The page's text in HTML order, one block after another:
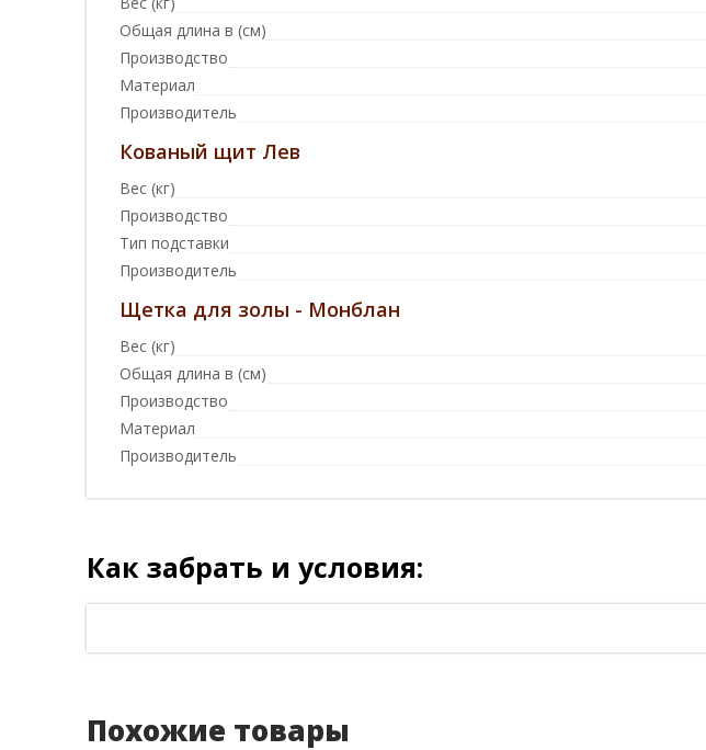
Общая длина в (см)
Производство
Материал
Производитель
Кованый щит Лев
Вес (кг)
Производство
Тип подставки
Производитель
Щетка для золы - Монблан
Вес (кг)
Общая длина в (см)
Производство
Материал
Производитель
Как забрать и условия:
Похожие товары